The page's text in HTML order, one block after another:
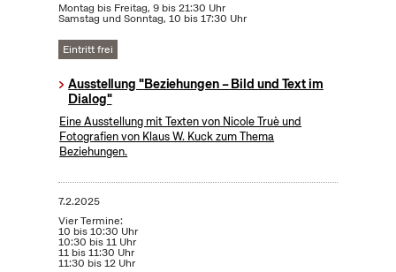
Montag bis Freitag, 9 bis 21:30 Uhr
Samstag und Sonntag, 10 bis 17:30 Uhr
Eintritt frei
Ausstellung "Beziehungen – Bild und Text im
Dialog"
Eine Ausstellung mit Texten von Nicole Truè und
Fotografien von Klaus W. Kuck zum Thema
Beziehungen.
7.2.2025
Vier Termine:
10 bis 10:30 Uhr
10:30 bis 11 Uhr
11 bis 11:30 Uhr
11:30 bis 12 Uhr